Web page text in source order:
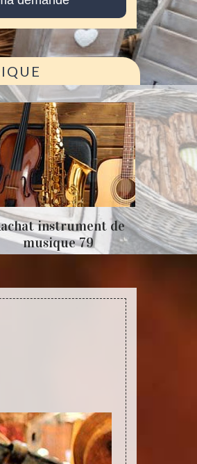
instrument de
musique 79